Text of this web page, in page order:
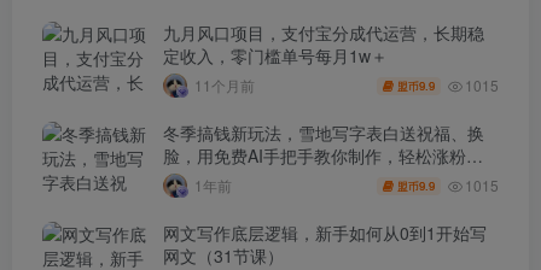
九月风口项目，支付宝分成代运营，长期稳
定收入，零门槛单号每月1w＋
11个月前 盟币9.9 1015
冬季搞钱新玩法，雪地写字表白送祝福、换
脸，用免费AI手把手教你制作，轻松涨粉
3.5w，接单到手软
1年前 盟币9.9 1015
网文写作底层逻辑，新手如何从0到1开始写
网文（31节课）